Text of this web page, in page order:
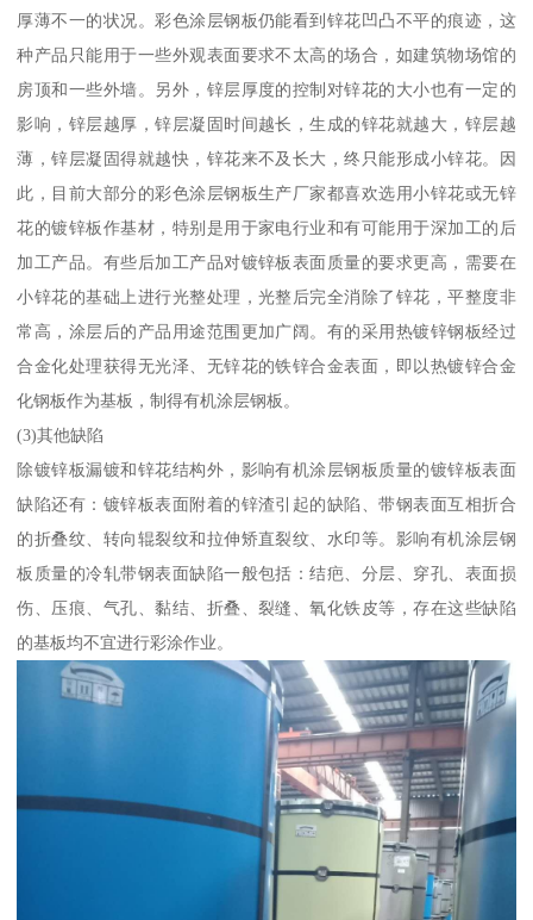
厚薄不一的状况。彩色涂层钢板仍能看到锌花凹凸不平的痕迹，这
种产品只能用于一些外观表面要求不太高的场合，如建筑物场馆的
房顶和一些外墙。另外，锌层厚度的控制对锌花的大小也有一定的
影响，锌层越厚，锌层凝固时间越长，生成的锌花就越大，锌层越
薄，锌层凝固得就越快，锌花来不及长大，终只能形成小锌花。因
此，目前大部分的彩色涂层钢板生产厂家都喜欢选用小锌花或无锌
花的镀锌板作基材，特别是用于家电行业和有可能用于深加工的后
加工产品。有些后加工产品对镀锌板表面质量的要求更高，需要在
小锌花的基础上进行光整处理，光整后完全消除了锌花，平整度非
常高，涂层后的产品用途范围更加广阔。有的采用热镀锌钢板经过
合金化处理获得无光泽、无锌花的铁锌合金表面，即以热镀锌合金
化钢板作为基板，制得有机涂层钢板。
(3)其他缺陷
除镀锌板漏镀和锌花结构外，影响有机涂层钢板质量的镀锌板表面
缺陷还有：镀锌板表面附着的锌渣引起的缺陷、带钢表面互相折合
的折叠纹、转向辊裂纹和拉伸矫直裂纹、水印等。影响有机涂层钢
板质量的冷轧带钢表面缺陷一般包括：结疤、分层、穿孔、表面损
伤、压痕、气孔、黏结、折叠、裂缝、氧化铁皮等，存在这些缺陷
的基板均不宜进行彩涂作业。